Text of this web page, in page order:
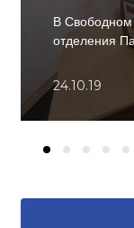
В Свободном
отделения
24.10.19